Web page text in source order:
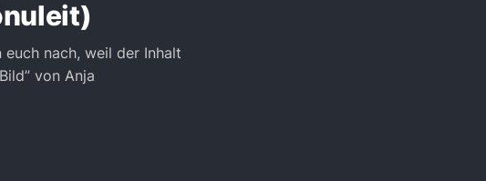
euch nach, weil der Inhalt
von Anja